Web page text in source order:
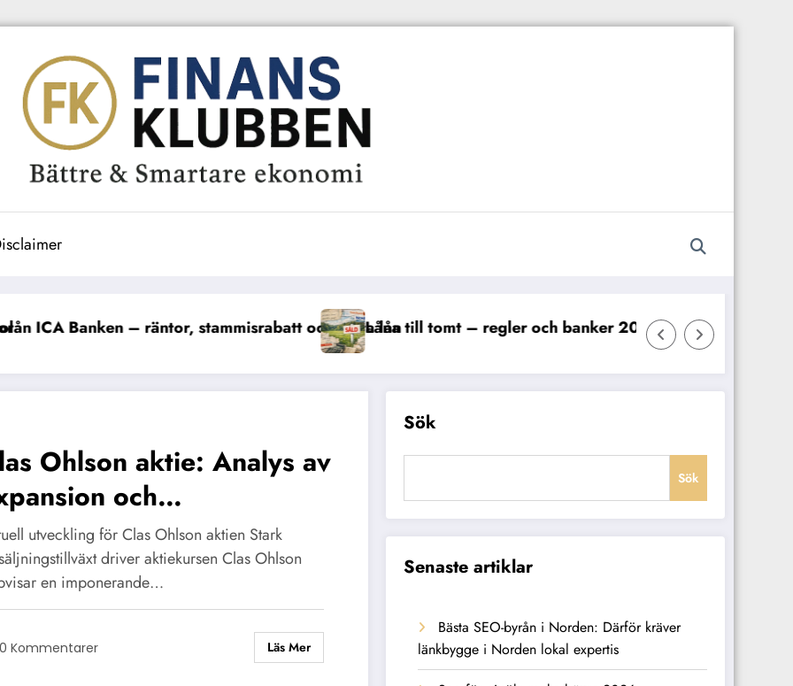
och flytta lånLåna till tomt – regler och banker 2025 Låna till kontantinsats – guide 2025
Ohlson aktie: Analys av
och
utveckling för Clas Ohlson aktien Stark
driver aktiekursen Clas Ohlson
en imponerande…
0 Kommentarer Läs Mer
Sök
Sök
Senaste artiklar
Bästa SEO-byrån i Norden: Därför kräver
länkbygge i Norden lokal expertis